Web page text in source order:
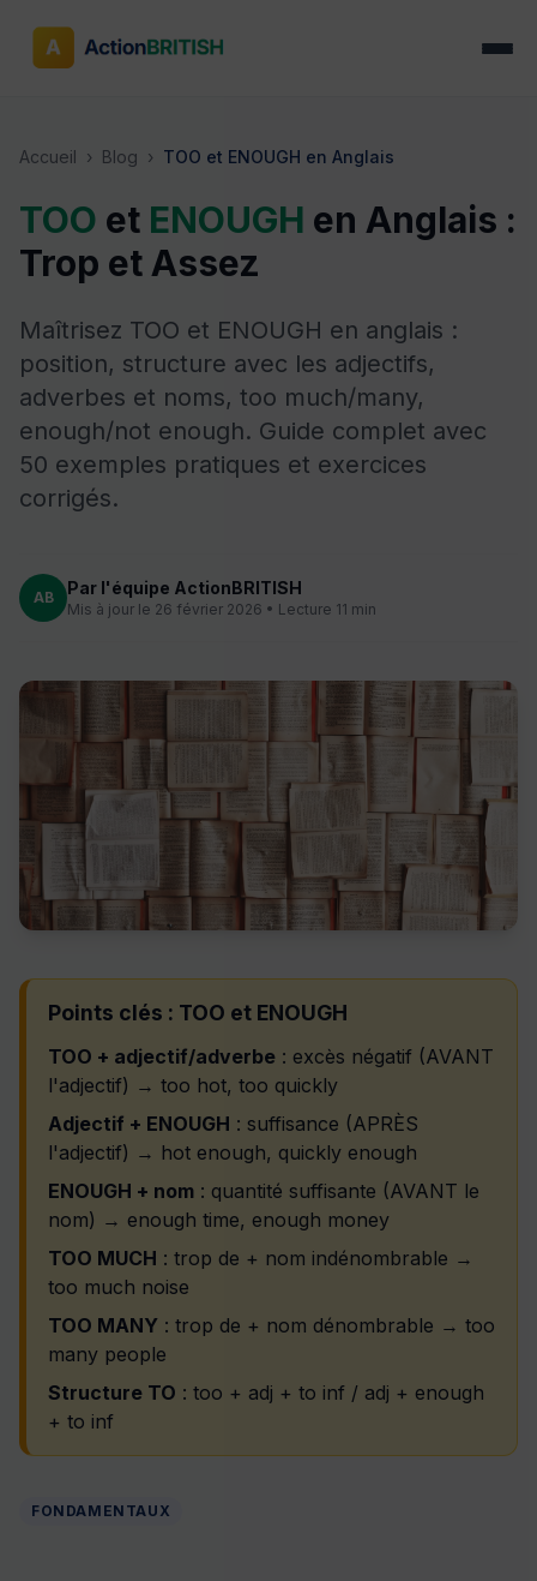
Accueil › Blog › TOO et ENOUGH en Anglais
TOO et ENOUGH en Anglais :
Trop et Assez
Maîtrisez TOO et ENOUGH en anglais :
position, structure avec les adjectifs,
adverbes et noms, too much/many,
enough/not enough. Guide complet avec
50 exemples pratiques et exercices
corrigés.
AB Par l'équipe ActionBRITISH
Mis à jour le 26 février 2026 • Lecture 11 min
Points clés : TOO et ENOUGH
TOO + adjectif/adverbe : excès négatif (AVANT
l'adjectif) → too hot, too quickly
Adjectif + ENOUGH : suffisance (APRÈS
l'adjectif) → hot enough, quickly enough
ENOUGH + nom : quantité suffisante (AVANT le
nom) → enough time, enough money
TOO MUCH : trop de + nom indénombrable →
too much noise
TOO MANY : trop de + nom dénombrable → too
many people
Structure TO : too + adj + to inf / adj + enough
+ to inf
FONDAMENTAUX